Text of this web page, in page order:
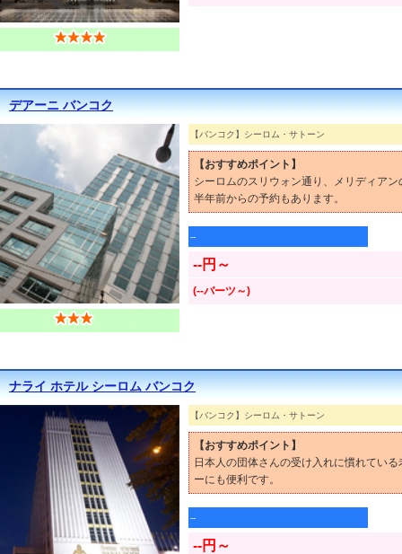
デアーニ バンコク
【バンコク】シーロム・サトーン
【おすすめポイント】
シーロムのスリウォン通り、メリディア
半年前からの予約もあります。
--
--円～
(--バーツ～)
ナライ ホテル シーロム バンコク
【バンコク】シーロム・サトーン
【おすすめポイント】
日本人の団体さんの受け入れに慣れてい
ーにも便利です。
--
--円～